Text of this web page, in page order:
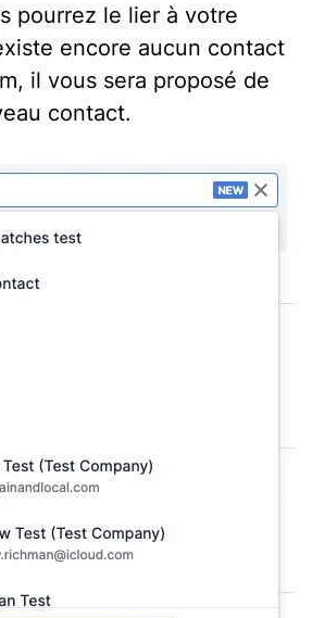
pourrez le lier à votre
encore aucun contact
il vous sera proposé de
contact.